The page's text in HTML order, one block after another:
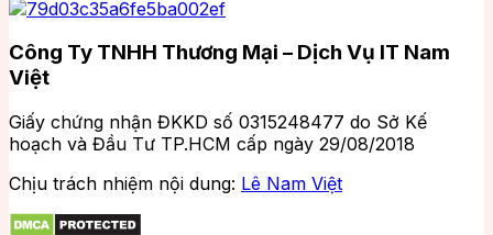
Công Ty TNHH Thương Mại – Dịch Vụ IT Nam
Việt
Giấy chứng nhận ĐKKD số 0315248477 do Sở Kế
hoạch và Đầu Tư TP.HCM cấp ngày 29/08/2018
Chịu trách nhiệm nội dung: Lê Nam Việt